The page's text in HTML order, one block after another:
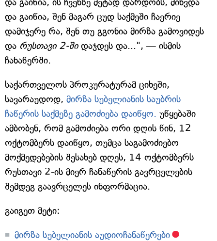
და გაიწია, შენ მაგარ ცუდ საქმეში ჩაერიე
დამიჯერე რა, შენ თუ გგონია მირზა გამოვიდეს
და რუსთავი 2-შიდაჯდეს და...", — ისმის
ჩანაწერში.
საქართველოს პროკურატურამ ციხეში,
სავარაუდოდ, მირზა სუბელიანის საუბრის
ჩაწერის საქმეზე გამოძიება დაიწყო. უწყებაში
ამბობენ, რომ გამოძიება ორი დღის წინ, 12
ოქტომბერს დაიწყო, თუმცა საგამოძიებო
მოქმედებების შესახებ დღეს, 14 ოქტომბერს
რუსთავი 2-ის მიერ ჩანაწერის გავრცელების
შემდეგ გაავრცელეს ინფორმაცია.
გაიგეთ მეტი:
მირზა სუბელიანის აუდიოჩანაწერები